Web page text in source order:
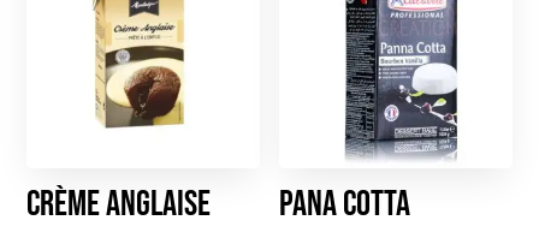
Crème Anglaise Pana Cotta